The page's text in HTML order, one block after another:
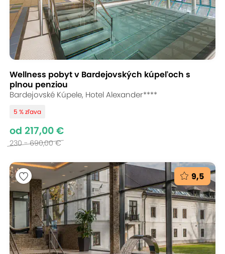
Wellness pobyt v Bardejovských kúpeľoch s
plnou penziou
Bardejovské Kúpele, Hotel Alexander****
5 % zľava
od 217,00 €
230 - 690,00 €
9,5